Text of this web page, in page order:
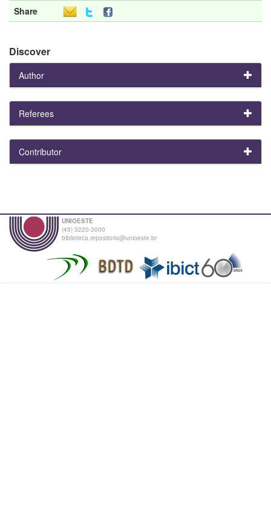
Share
Discover
Author
Referees
Contributor
UNIOESTE
(45) 3220-3000
biblioteca.repositorio@unioeste.br